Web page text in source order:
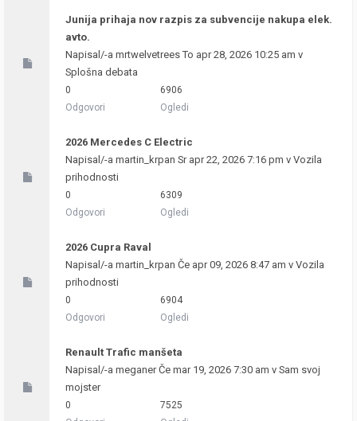
Junija prihaja nov razpis za subvencije nakupa elek.
avto.
Napisal/-a mrtwelvetreesTo apr 28, 2026 10:25 am v
Splošna debata
0
Odgovori
6906
Ogledi
2026 Mercedes C Electric
Napisal/-a martin_krpan Sr apr 22, 2026 7:16 pm v Vozila
prihodnosti
0
Odgovori
6309
Ogledi
2026 Cupra Raval
Napisal/-a martin_krpan Če apr 09, 2026 8:47 am v Vozila
prihodnosti
0
Odgovori
6904
Ogledi
Renault Trafic manšeta
Napisal/-a meganerČe mar 19, 2026 7:30 am v Sam svoj
mojster
0
7525